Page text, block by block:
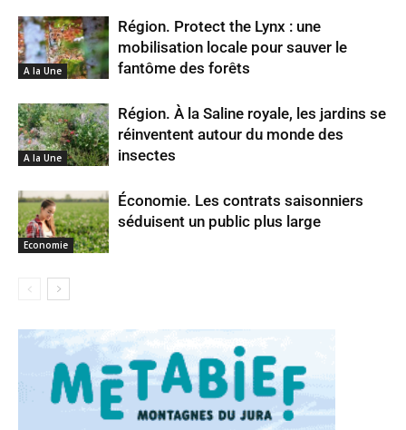
A la Une
Région. Protect the Lynx : une
mobilisation locale pour sauver le
fantôme des forêts
A la Une
Région. À la Saline royale, les jardins se
réinventent autour du monde des
insectes
Economie
Économie. Les contrats saisonniers
séduisent un public plus large